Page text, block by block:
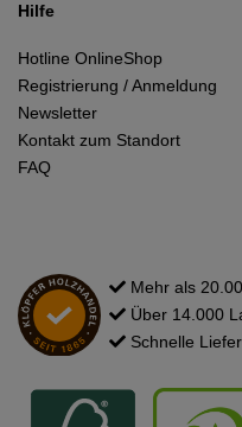
Hilfe
Hotline OnlineShop
Registrierung / Anmeldung
Newsletter
Kontakt zum Standort
FAQ
Mehr als
Über 14.000
Schnelle